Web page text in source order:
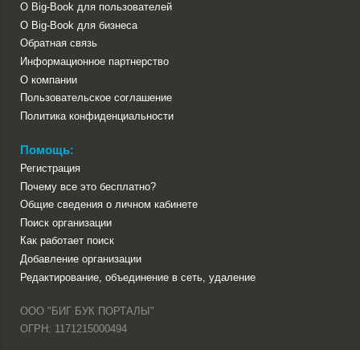
О Big-Book для пользователей
О Big-Book для бизнеса
Обратная связь
Информационное партнерство
О компании
Пользовательское соглашение
Политика конфиденциальности
Помощь:
Регистрация
Почему все это бесплатно?
Общие сведения о личном кабинете
Поиск организации
Как работает поиск
Добавление организации
Редактирование, объединение в сеть, удаление
ООО "БИГ БУК ПОРТАЛЫ"
ОГРН: 1171215000494